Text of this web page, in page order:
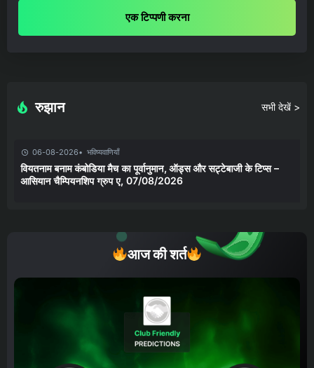
एक टिप्पणी करना
रुझान सभी देखें >
06-08-2026 भविष्यवाणियाँ
वियतनाम बनाम कंबोडिया मैच का पूर्वानुमान, ऑड्स और सट्टेबाजी के टिप्स –
आसियान चैम्पियनशिप ग्रुप ए, 07/08/2026
आज की शर्त